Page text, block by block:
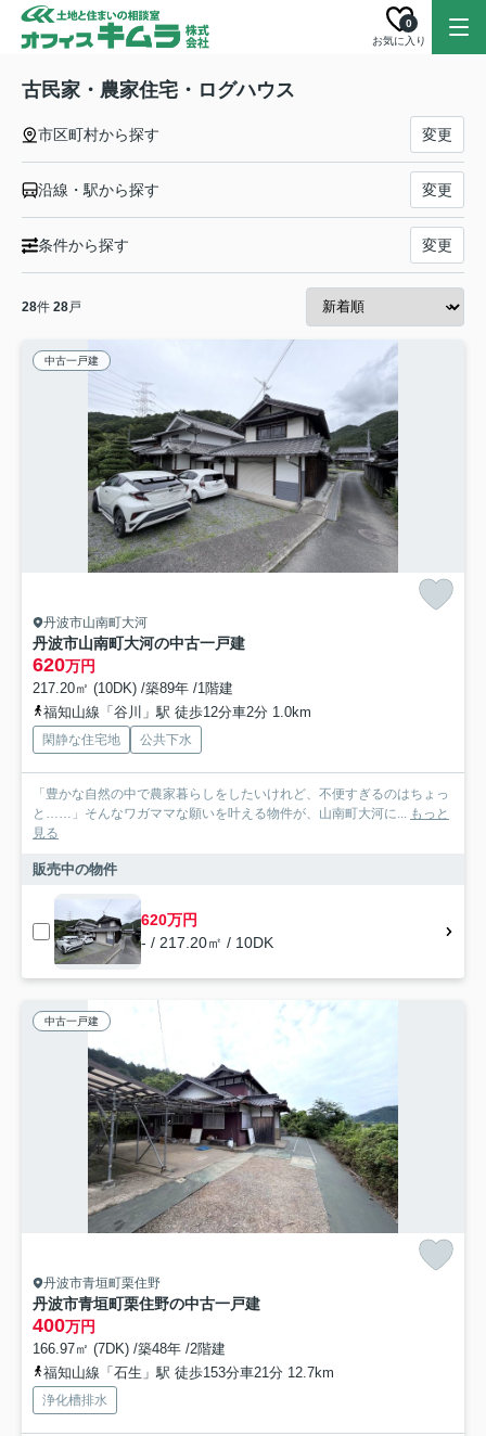
お気に入り
0
古民家・農家住宅・ログハウス
市区町村から探す 変更
沿線・駅から探す 変更
条件から探す 変更
28件 28戸
中古一戸建
丹波市山南町大河
丹波市山南町大河の中古一戸建
620万円
217.20㎡ (10DK) /築89年 /1階建
福知山線「谷川」駅 徒歩12分車2分 1.0km
閑静な住宅地 公共下水
「豊かな自然の中で農家暮らしをしたいけれど、不便すぎるのはちょっ
と……」そんなワガママな願いを叶える物件が、山南町大河に... もっと
見る
販売中の物件
620万円
- / 217.20㎡ / 10DK
中古一戸建
丹波市青垣町栗住野
丹波市青垣町栗住野の中古一戸建
400万円
166.97㎡ (7DK) /築48年 /2階建
福知山線「石生」駅 徒歩153分車21分 12.7km
浄化槽排水